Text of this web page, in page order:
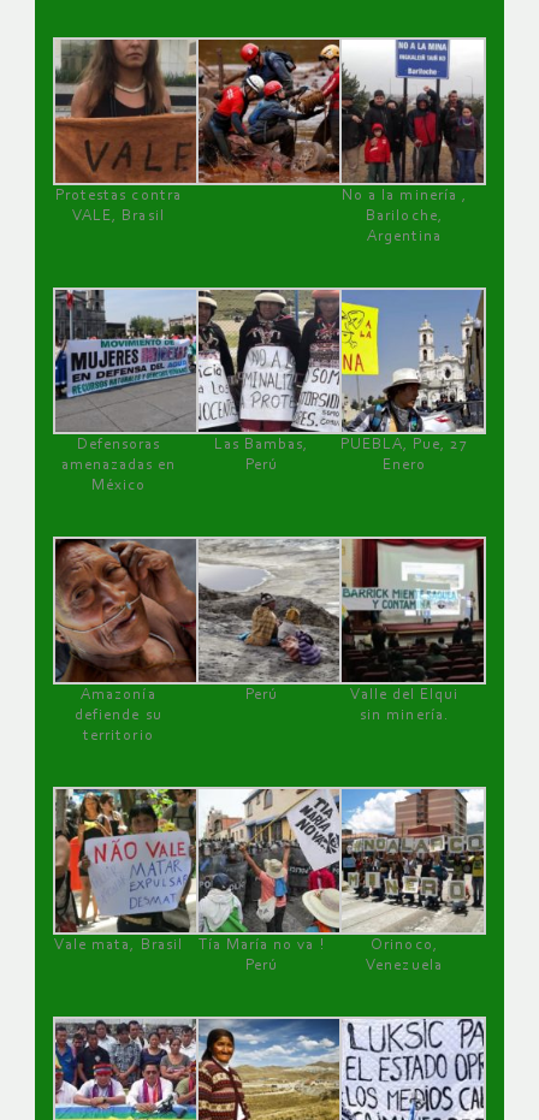
Protestas contra
VALE, Brasil
No a la minería ,
Bariloche,
Argentina
Defensoras
amenazadas en
México
Las Bambas,
Perú
PUEBLA, Pue, 27
Enero
Amazonía
defiende su
territorio
Perú
Valle del Elqui
sin minería.
Vale mata, Brasil
Tía María no va !
Perú
Orinoco,
Venezuela